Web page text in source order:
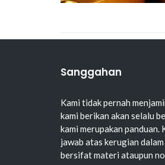
Sanggahan
Kami tidak pernah
kami berikan akan selalu
kami merupakan
jawab atas kerugian
bersifat materi ataupun